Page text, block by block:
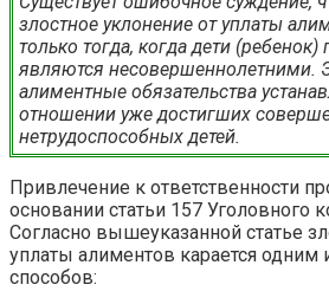
злостное уклонение от уплаты
только тогда, когда дети
являются несовершеннолетними.
алиментные обязательства
отношении уже достигших
нетрудоспособных детей.
Привлечение к ответственности
основании статьи 157 Уголовного
Согласно вышеуказанной статье
уплаты алиментов карается
способов: